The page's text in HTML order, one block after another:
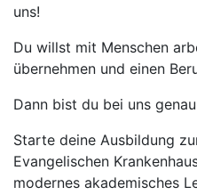
uns!
Du willst mit Menschen
übernehmen und einen
Dann bist du bei uns
Starte deine Ausbildung
Evangelischen
modernes akademisches